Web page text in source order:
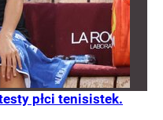
płci tenisistek.